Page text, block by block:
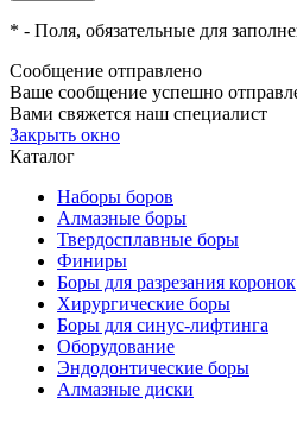
* - Поля, обязательные для
Сообщение отправлено
Ваше сообщение успешно
Вами свяжется наш специалист
Закрыть окно
Каталог
Наборы боров
Алмазные боры
Твердосплавные боры
Финиры
Боры для разрезания коронок
Хирургические боры
Боры для синус-лифтинга
Оборудование
Эндодонтические боры
Алмазные диски